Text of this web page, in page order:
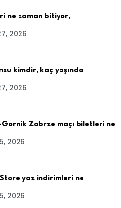
ne zaman bitiyor,
2026
kimdir, kaç yaşında
2026
Gornik Zabrze maçı biletleri ne
2026
yaz indirimleri ne
2026